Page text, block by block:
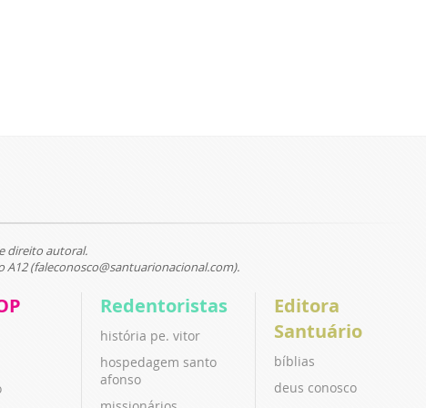
direito autoral.
(faleconosco@santuarionacional.com).
Redentoristas
história pe. vitor
hospedagem santo
afonso
Editora
Santuário
bíblias
deus conosco